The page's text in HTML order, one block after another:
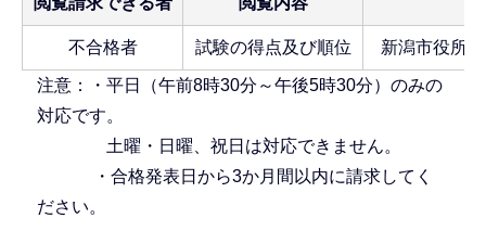
不合格者 試験の得点及び順位 新潟市役所
注意：・平日（午前8時30分～午後5時30分）のみの
対応です。
土曜・日曜、祝日は対応できません。
・合格発表日から3か月間以内に請求してく
ださい。